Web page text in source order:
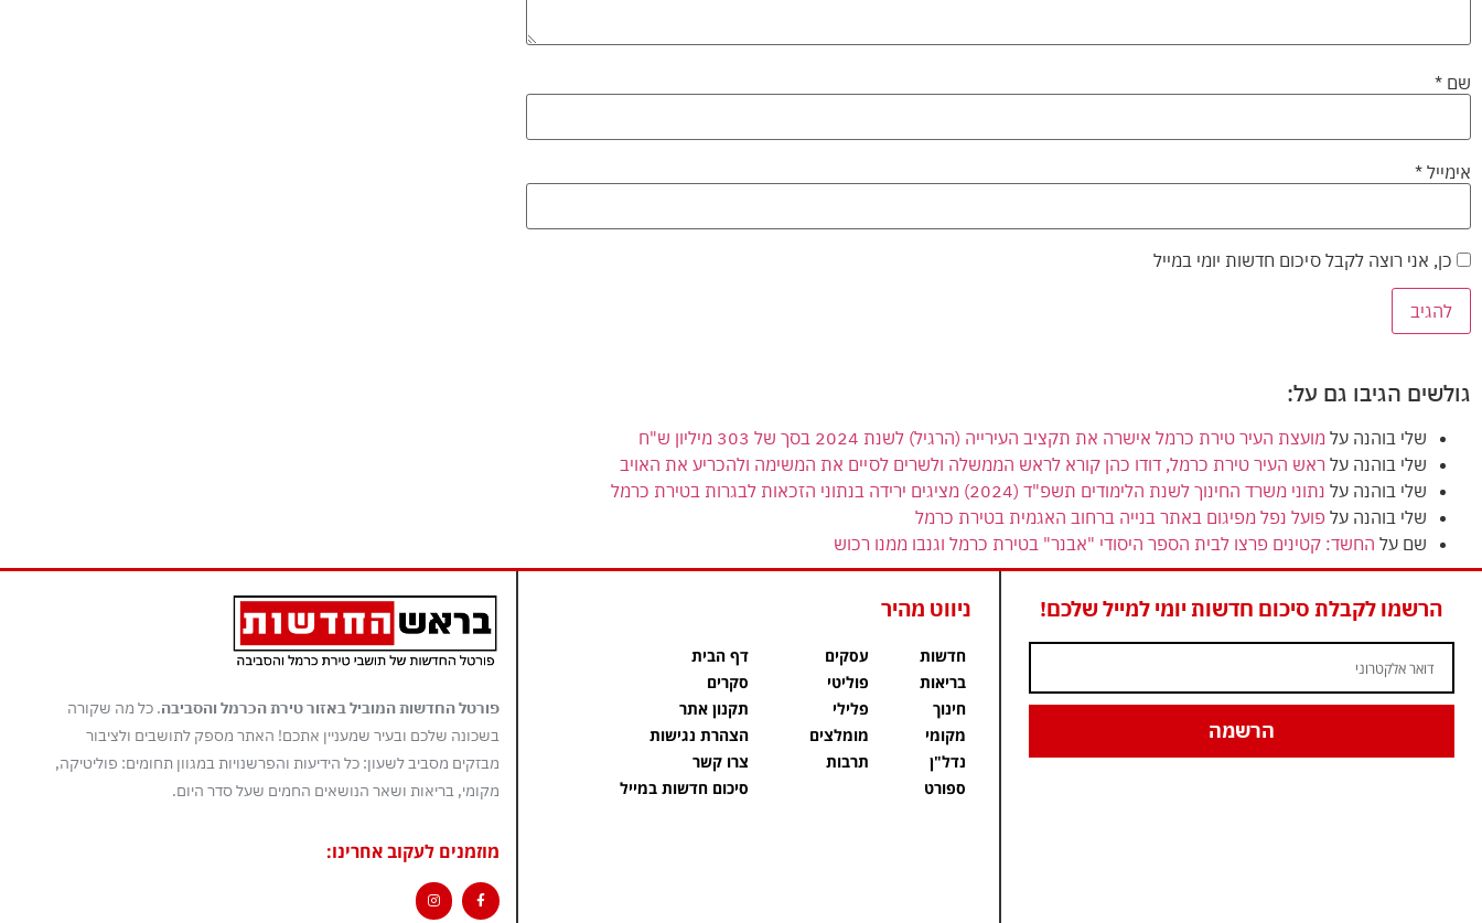
שם *
אימייל *
כן, אני רוצה לקבל סיכום חדשות יומי במייל
גולשים הגיבו גם על:
שלי בוהנה על מועצת העיר טירת כרמל אישרה את תקציב העירייה (הרגיל) לשנת 2024 בסך של 303 מיליון ש"ח
שלי בוהנה על ראש העיר טירת כרמל, דודו כהן קורא לראש הממשלה ולשרים לסיים את המשימה ולהכריע את האויב
שלי בוהנה על נתוני משרד החינוך לשנת הלימודים תשפ"ד (2024) מציגים ירידה בנתוני הזכאות לבגרות בטירת כרמל
שלי בוהנה על פועל נפל מפיגום באתר בנייה ברחוב האגמית בטירת כרמל
שם על החשד: קטינים פרצו לבית הספר היסודי "אבנר" בטירת כרמל וגנבו ממנו רכוש
הרשמו לקבלת סיכום חדשות יומי למייל שלכם!
הרשמה
ניווט מהיר
חדשות
בריאות
חינוך
מקומי
נדל"ן
ספורט
עסקים
פוליטי
פלילי
מומלצים
תרבות
דף הבית
סקרים
תקנון אתר
הצהרת נגישות
צרו קשר
סיכום חדשות במייל
פורטל החדשות המוביל באזור טירת הכרמל והסביבה. כל מה שקורה
בשכונה שלכם ובעיר שמעניין אתכם! האתר מספק לתושבים ולציבור
מבזקים מסביב לשעון: כל הידיעות והפרשנויות במגוון תחומים: פוליטיקה,
מקומי, בריאות ושאר הנושאים החמים שעל סדר היום.
מוזמנים לעקוב אחרינו: